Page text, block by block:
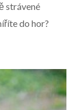
strávené
do hor?